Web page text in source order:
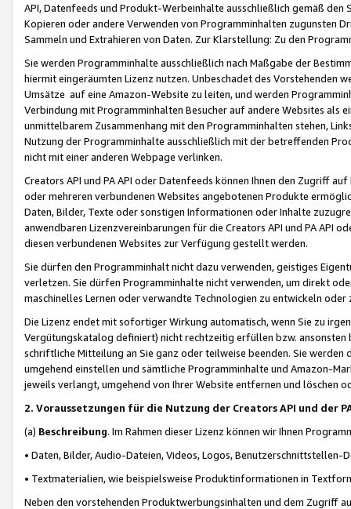
API, Datenfeeds und Produkt-Werbeinhalte ausschließlich gemäß
Kopieren oder andere Verwenden von Programminhalten zugunsten
Sammeln und Extrahieren von Daten. Zur Klarstellung: Zu den
Sie werden Programminhalte ausschließlich nach Maßgabe der
hiermit eingeräumten Lizenz nutzen. Unbeschadet des Vorstehenden
Umsätze auf eine Amazon-Website zu leiten, und werden
Verbindung mit Programminhalten Besucher auf andere Websites als
unmittelbarem Zusammenhang mit den Programminhalten stehen,
Nutzung der Programminhalte ausschließlich mit der betreffenden
nicht mit einer anderen Webpage verlinken.
Creators API und PA API oder Datenfeeds können Ihnen den Zugriff
oder mehreren verbundenen Websites angebotenen Produkte
Daten, Bilder, Texte oder sonstigen Informationen oder Inhalte
anwendbaren Lizenzvereinbarungen für die Creators API und PA API
diesen verbundenen Websites zur Verfügung gestellt werden.
Sie dürfen den Programminhalt nicht dazu verwenden, geistiges
verletzen. Sie dürfen Programminhalte nicht verwenden, um direkt
maschinelles Lernen oder verwandte Technologien zu entwickeln
Die Lizenz endet mit sofortiger Wirkung automatisch, wenn Sie zu
Vergütungskatalog definiert) nicht rechtzeitig erfüllen bzw. ansonsten
schriftliche Mitteilung an Sie ganz oder teilweise beenden. Sie werden
umgehend einstellen und sämtliche Programminhalte und Amazon-
jeweils verlangt, umgehend von Ihrer Website entfernen und löschen
2. Voraussetzungen für die Nutzung der Creators API und der
(a) Beschreibung. Im Rahmen dieser Lizenz können wir Ihnen
• Daten, Bilder, Audio-Dateien, Videos, Logos, Benutzerschnittstellen-
• Textmaterialien, wie beispielsweise Produktinformationen in
Neben den vorstehenden Produktwerbungsinhalten und dem Zugriff